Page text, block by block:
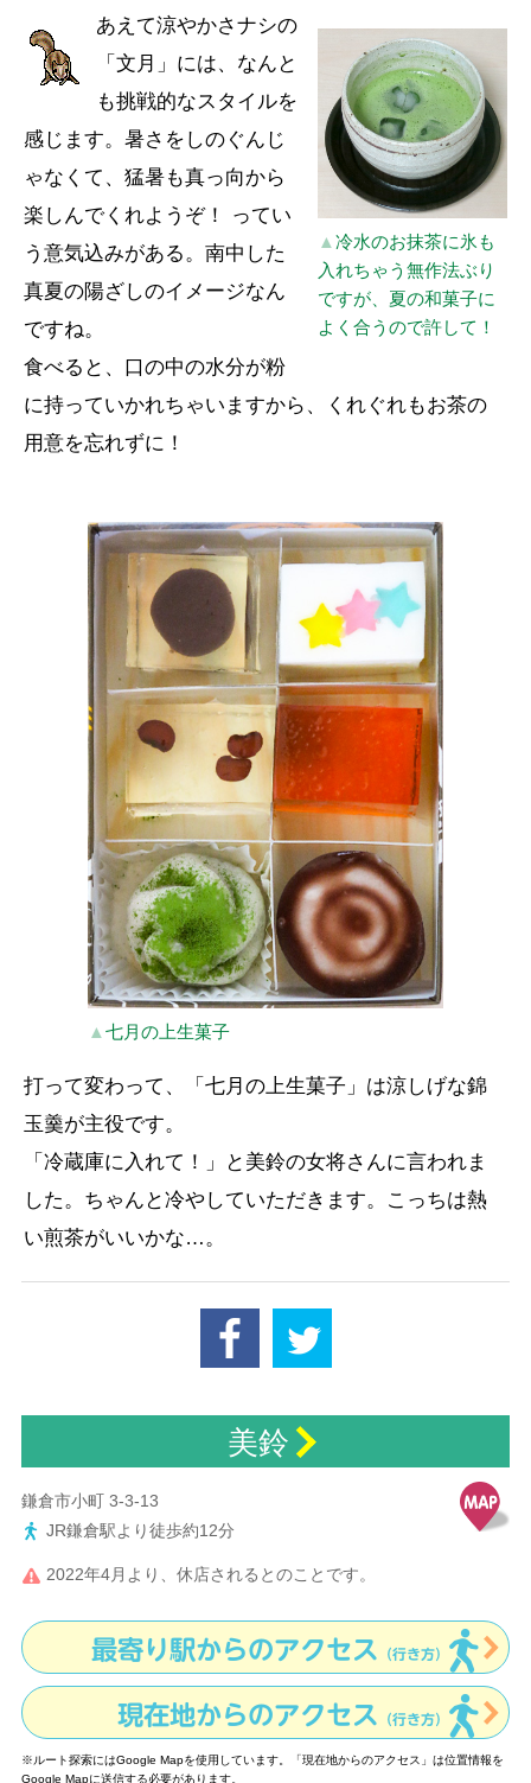
▲ 冷水のお抹茶に氷も
入れちゃう無作法ぶり
ですが、夏の和菓子に
よく合うので許して！
あえて涼やかさナシの
「文月」には、なんと
も挑戦的なスタイルを
感じます。暑さをしのぐんじ
ゃなくて、猛暑も真っ向から
楽しんでくれようぞ！ ってい
う意気込みがある。南中した
真夏の陽ざしのイメージなん
ですね。
食べると、口の中の水分が粉
に持っていかれちゃいますから、くれぐれもお茶の
用意を忘れずに！
▲ 七月の上生菓子
打って変わって、「七月の上生菓子」は涼しげな錦
玉羹が主役です。
「冷蔵庫に入れて！」と美鈴の女将さんに言われま
した。ちゃんと冷やしていただきます。こっちは熱
い煎茶がいいかな…。
美鈴
鎌倉市小町 3-3-13
JR鎌倉駅より徒歩約12分
2022年4月より、休店されるとのことです。
最寄り駅からのアクセス （行き方）
現在地からのアクセス （行き方）
※ルート探索にはGoogle Mapを使用しています。「現在地からのアクセス」は位置情報を
Google Mapに送信する必要があります。